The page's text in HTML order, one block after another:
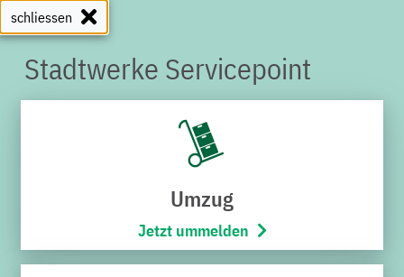
schliessen
Stadtwerke Servicepoint
Umzug
Jetzt ummelden